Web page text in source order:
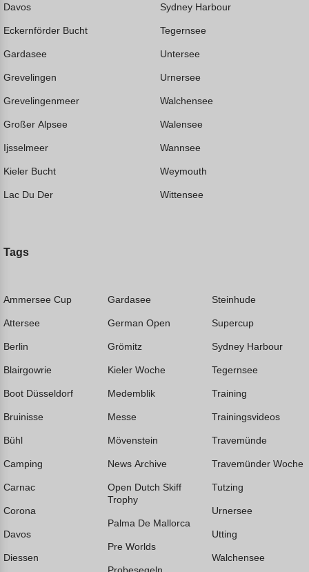
Davos
Eckernförder Bucht
Gardasee
Grevelingen
Grevelingenmeer
Großer Alpsee
Ijsselmeer
Kieler Bucht
Lac Du Der
Sydney Harbour
Tegernsee
Untersee
Urnersee
Walchensee
Walensee
Wannsee
Weymouth
Wittensee
Tags
Ammersee Cup
Attersee
Berlin
Blairgowrie
Boot Düsseldorf
Bruinisse
Bühl
Camping
Carnac
Corona
Davos
Diessen
Gardasee
German Open
Grömitz
Kieler Woche
Medemblik
Messe
Mövenstein
News Archive
Open Dutch Skiff
Trophy
Palma De Mallorca
Pre Worlds
Steinhude
Supercup
Sydney Harbour
Tegernsee
Training
Trainingsvideos
Travemünde
Travemünder Woche
Tutzing
Urnersee
Utting
Walchensee